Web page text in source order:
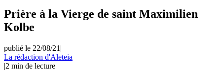
Prière à la Vierge de saint Maximilien
Kolbe
publié le 22/08/21 |
La rédaction d'Aleteia
|2 min de lecture